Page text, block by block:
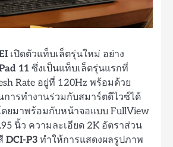
เปิดตัวแท็บเล็ตรุ่นใหม่ อย่าง
11 ซึ่งเป็นแท็บเล็ตรุ่นแรกที่
Rate อยู่ที่ 120Hz พร้อมด้วย
ารทำงานร่วมกับสมาร์ตดีไวซ์ได้
ดยมาพร้อมกับหน้าจอแบบ FullView
นิ้ว ความละเอียด 2K อัตราส่วน
DCI-P3 ทำให้การแสดงผลรูปภาพ